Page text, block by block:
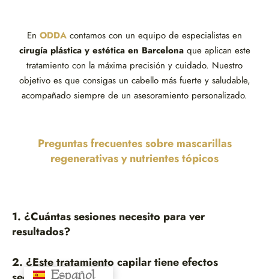
En ODDA contamos con un equipo de especialistas en
cirugía plástica y estética en Barcelonaque aplican este
tratamiento con la máxima precisión y cuidado. Nuestro
objetivo es que consigas un cabello más fuerte y saludable,
acompañado siempre de un asesoramiento personalizado.
Preguntas frecuentes sobre mascarillas
regenerativas y nutrientes tópicos
1. ¿Cuántas sesiones necesito para ver
resultados?
2. ¿Este tratamiento capilar tiene efectos
Español